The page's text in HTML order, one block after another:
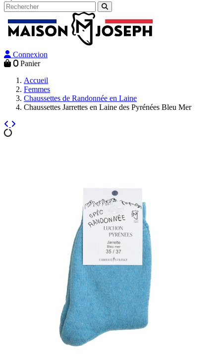
Connexion
0 Panier
Accueil
Femmes
Chaussettes de Randonnée en Laine
Chaussettes Jarrettes en Laine des Pyrénées Bleu Mer